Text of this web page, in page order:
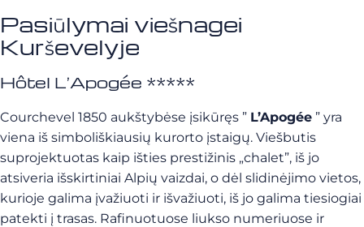
Pasiūlymai viešnagei
Kurševelyje
Hôtel L’Apogée *****
Courchevel 1850 aukštybėse įsikūręs ” L’Apogée ” yra
viena iš simboliškiausių kurorto įstaigų. Viešbutis
suprojektuotas kaip išties prestižinis „chalet”, iš jo
atsiveria išskirtiniai Alpių vaizdai, o dėl slidinėjimo vietos,
kurioje galima įvažiuoti ir išvažiuoti, iš jo galima tiesiogiai
patekti į trasas. Rafinuotuose liukso numeriuose ir